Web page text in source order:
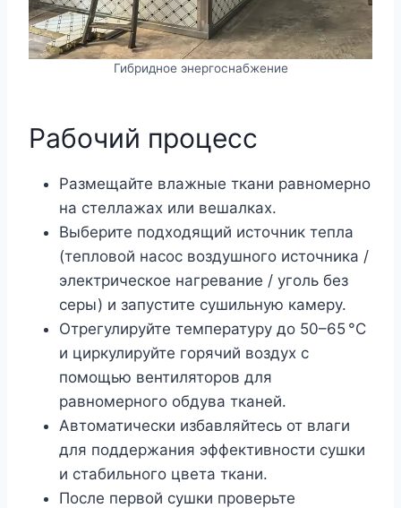
Гибридное энергоснабжение
Рабочий процесс
Размещайте влажные ткани равномерно
на стеллажах или вешалках.
Выберите подходящий источник тепла
(тепловой насос воздушного источника /
электрическое нагревание / уголь без
серы) и запустите сушильную камеру.
Отрегулируйте температуру до 50–65 °C
и циркулируйте горячий воздух с
помощью вентиляторов для
равномерного обдува тканей.
Автоматически избавляйтесь от влаги
для поддержания эффективности сушки
и стабильного цвета ткани.
После первой сушки проверьте